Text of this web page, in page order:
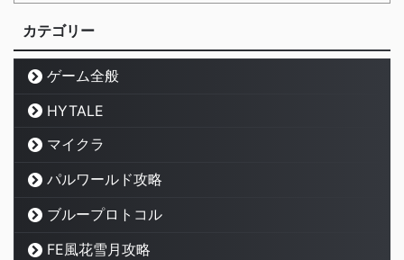
カテゴリー
ゲーム全般
HYTALE
マイクラ
パルワールド攻略
ブループロトコル
FE風花雪月攻略